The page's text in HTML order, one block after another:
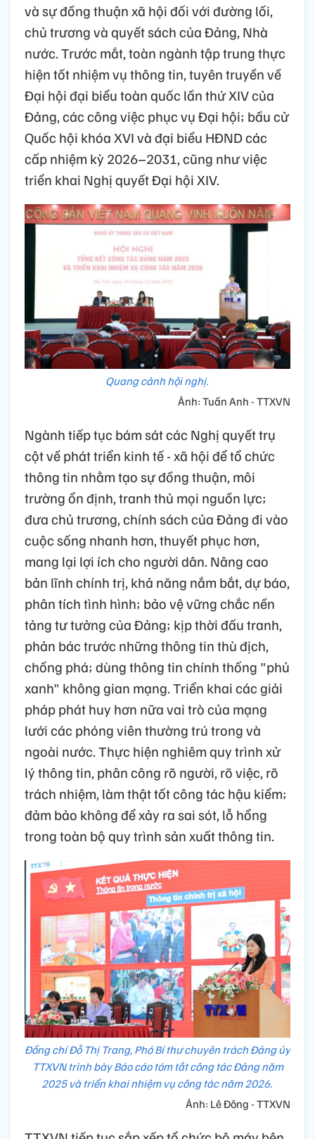
và sự đồng thuận xã hội đối với đường lối,
chủ trương và quyết sách của Đảng, Nhà
nước. Trước mắt, toàn ngành tập trung thực
hiện tốt nhiệm vụ thông tin, tuyên truyền về
Đại hội đại biểu toàn quốc lần thứ XIV của
Đảng, các công việc phục vụ Đại hội; bầu cử
Quốc hội khóa XVI và đại biểu HĐND các
cấp nhiệm kỳ 2026–2031, cũng như việc
triển khai Nghị quyết Đại hội XIV.
Quang cảnh hội nghị.
Ảnh: Tuấn Anh - TTXVN
Ngành tiếp tục bám sát các Nghị quyết trụ
cột về phát triển kinh tế - xã hội để tổ chức
thông tin nhằm tạo sự đồng thuận, môi
trường ổn định, tranh thủ mọi nguồn lực;
đưa chủ trương, chính sách của Đảng đi vào
cuộc sống nhanh hơn, thuyết phục hơn,
mang lại lợi ích cho người dân. Nâng cao
bản lĩnh chính trị, khả năng nắm bắt, dự báo,
phân tích tình hình; bảo vệ vững chắc nền
tảng tư tưởng của Đảng; kịp thời đấu tranh,
phản bác trước những thông tin thù địch,
chống phá; dùng thông tin chính thống "phủ
xanh" không gian mạng. Triển khai các giải
pháp phát huy hơn nữa vai trò của mạng
lưới các phóng viên thường trú trong và
ngoài nước. Thực hiện nghiêm quy trình xử
lý thông tin, phân công rõ người, rõ việc, rõ
trách nhiệm, làm thật tốt công tác hậu kiểm;
đảm bảo không để xảy ra sai sót, lỗ hổng
trong toàn bộ quy trình sản xuất thông tin.
Đồng chí Đỗ Thị Trang, Phó Bí thư chuyên trách Đảng ủy
TTXVN trình bày Báo cáo tóm tắt công tác Đảng năm
2025 và triển khai nhiệm vụ công tác năm 2026.
Ảnh: Lê Đông - TTXVN